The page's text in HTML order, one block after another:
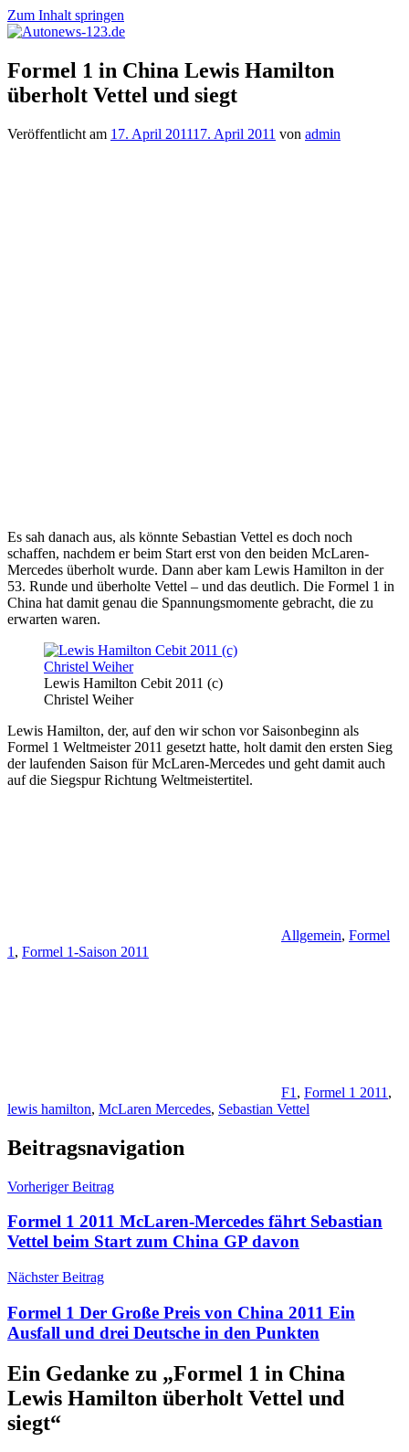
Zum Inhalt springen
Autonews-
123.de
Autonews
mit
Charme
Formel 1 in China Lewis Hamilton
überholt Vettel und siegt
Veröffentlicht am 17. April 201117. April 2011 von admin
Es sah danach aus, als könnte Sebastian Vettel es doch noch
schaffen, nachdem er beim Start erst von den beiden McLaren-
Mercedes überholt wurde. Dann aber kam Lewis Hamilton in der
53. Runde und überholte Vettel – und das deutlich. Die Formel 1 in
China hat damit genau die Spannungsmomente gebracht, die zu
erwarten waren.
Lewis Hamilton Cebit 2011 (c)
Christel Weiher
Lewis Hamilton, der, auf den wir schon vor Saisonbeginn als
Formel 1 Weltmeister 2011 gesetzt hatte, holt damit den ersten Sieg
der laufenden Saison für McLaren-Mercedes und geht damit auch
auf die Siegspur Richtung Weltmeistertitel.
Allgemein, Formel
1 , Formel 1-Saison 2011
F1 , Formel 1 2011 ,
lewis hamilton, McLaren Mercedes, Sebastian Vettel
Beitragsnavigation
Vorheriger Beitrag
Formel 1 2011 McLaren-Mercedes fährt Sebastian
Vettel beim Start zum China GP davon
Nächster Beitrag
Formel 1 Der Große Preis von China 2011 Ein
Ausfall und drei Deutsche in den Punkten
Ein Gedanke zu „Formel 1 in China
Lewis Hamilton überholt Vettel und
siegt“